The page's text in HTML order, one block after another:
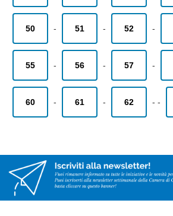
50 - 51 - 52 -
55 - 56 - 57 -
60 - 61 - 62 - -